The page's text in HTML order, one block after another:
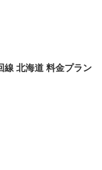
線 北海道 料金プラン